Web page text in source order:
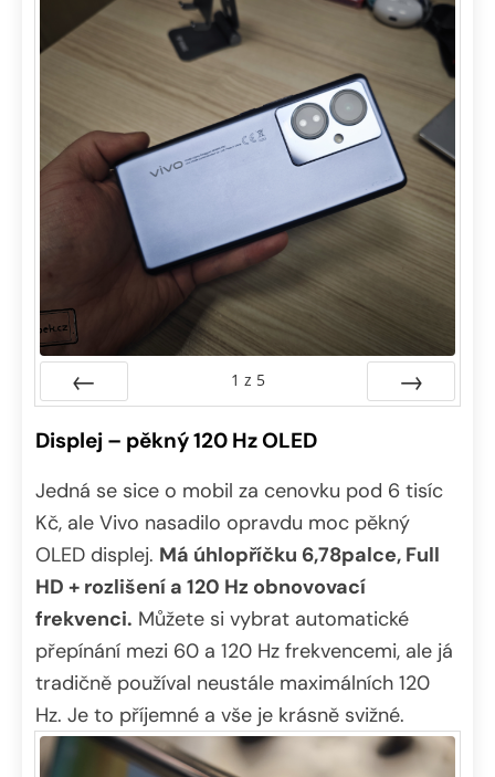
1 z 5
Displej – pěkný 120 Hz OLED
Jedná se sice o mobil za cenovku pod 6 tisíc
Kč, ale Vivo nasadilo opravdu moc pěkný
OLED displej. Má úhlopříčku 6,78palce, Full
HD + rozlišení a 120 Hz obnovovací
frekvenci. Můžete si vybrat automatické
přepínání mezi 60 a 120 Hz frekvencemi, ale já
tradičně používal neustále maximálních 120
Hz. Je to příjemné a vše je krásně svižné.